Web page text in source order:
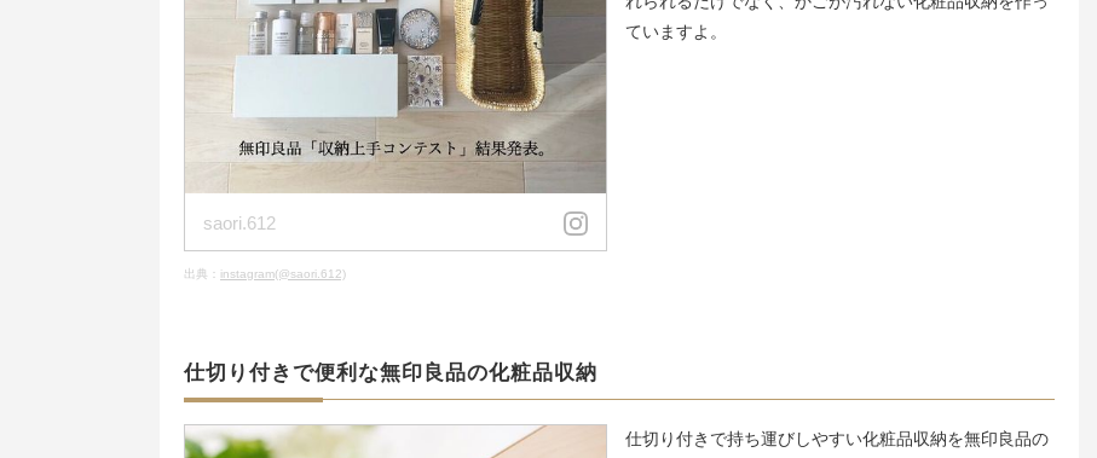
saori.612
出典： instagram(@saori.612)
ていますよ。
仕切り付きで便利な無印良品の化粧品収納
仕切り付きで持ち運びしやすい化粧品収納を無印良品の